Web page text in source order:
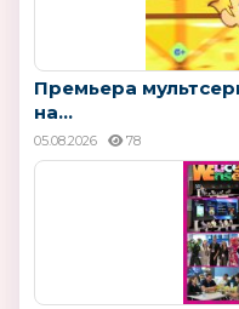
Премьера
на...
05.08.2026 78